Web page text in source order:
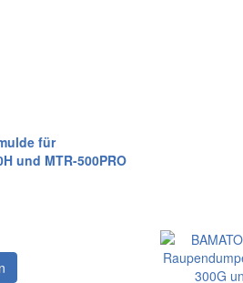
für
und MTR-500PRO